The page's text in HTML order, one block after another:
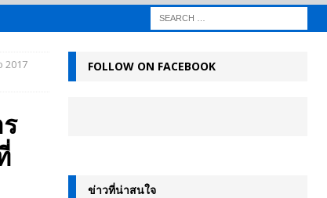
2017
FOLLOW ON FACEBOOK
ข่าวที่น่าสนใจ